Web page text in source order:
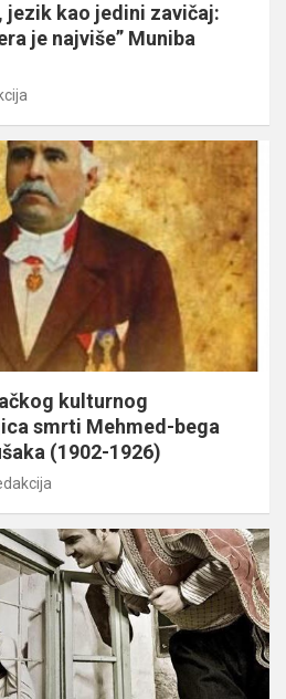
jezik kao jedini zavičaj:
je najviše” Muniba
kulturnog
smrti Mehmed-bega
(1902-1926)